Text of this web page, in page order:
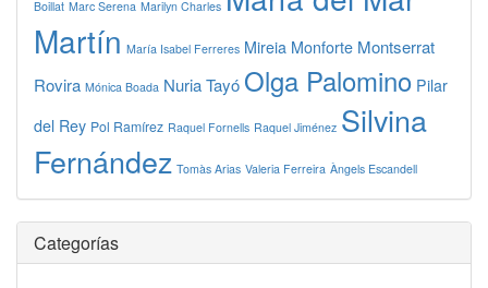
Boillat Marc Serena Marilyn Charles
Martín María Isabel Ferreres Mireia Monforte Montserrat
Rovira Mónica Boada Nuria Tayó Olga Palomino Pilar
del Rey Pol Ramírez Raquel Fornells Raquel Jiménez Silvina
Fernández Tomàs Arias Valeria Ferreira Àngels Escandell
Categorías